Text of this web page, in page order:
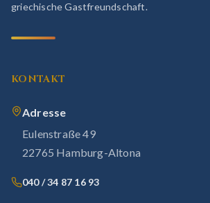
griechische Gastfreundschaft.
KONTAKT
Adresse
Eulenstraße 49
22765 Hamburg-Altona
040 / 34 87 16 93